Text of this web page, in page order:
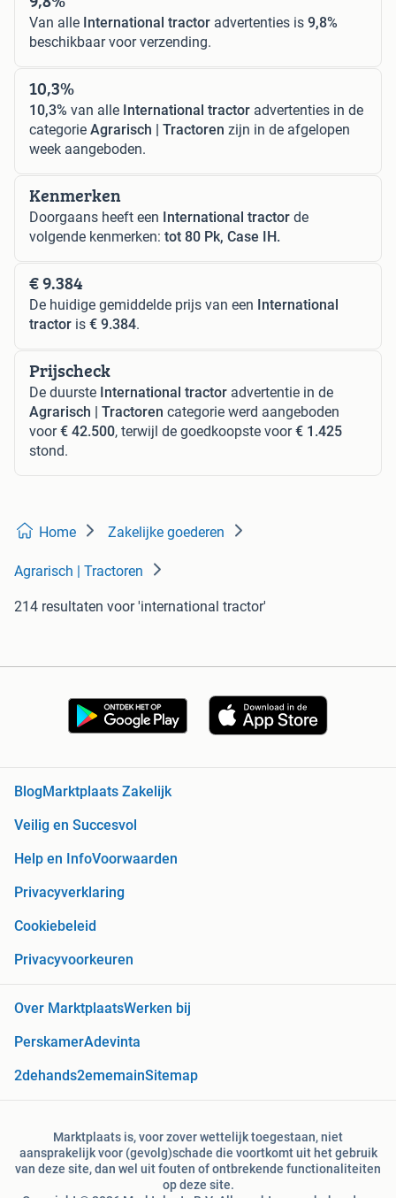
Van alle International tractor advertenties is 9,8%
beschikbaar voor verzending.
10,3%
10,3% van alle International tractor advertenties in de
categorie Agrarisch | Tractoren zijn in de afgelopen
week aangeboden.
Kenmerken
Doorgaans heeft een International tractor de
volgende kenmerken: tot 80 Pk, Case IH.
€ 9.384
De huidige gemiddelde prijs van een International
tractor is € 9.384.
Prijscheck
De duurste International tractor advertentie in de
Agrarisch | Tractoren categorie werd aangeboden
voor€ 42.500, terwijl de goedkoopste voor€ 1.425
stond.
Home Zakelijke goederen
Agrarisch | Tractoren
214 resultaten voor 'international tractor'
Blog Marktplaats Zakelijk
Veilig en Succesvol
Help en InfoVoorwaarden
Privacyverklaring
Cookiebeleid
Privacyvoorkeuren
Over MarktplaatsWerken bij
PerskamerAdevinta
2dehands2ememainSitemap
Marktplaats is, voor zover wettelijk toegestaan, niet
aansprakelijk voor (gevolg)schade die voortkomt uit het gebruik
van deze site, dan wel uit fouten of ontbrekende functionaliteiten
op deze site.